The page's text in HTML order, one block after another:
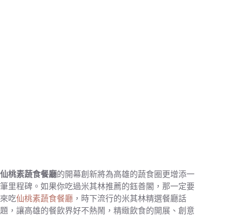
仙桃素蔬食餐廳的開幕創新將為高雄的蔬食圈更增添一
筆里程碑。如果你吃過米其林推薦的鈺善閣，那一定要
來吃仙桃素蔬食餐廳 ，時下流行的米其林精選餐廳話
題，讓高雄的餐飲界好不熱鬧，精緻飲食的開展、創意